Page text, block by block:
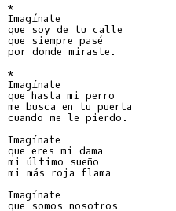
*
Imagínate
que soy de tu calle
que siempre pasé
por donde miraste.
*
Imagínate
que hasta mi perro
me busca en tu puerta
cuando me le pierdo.
Imagínate
que eres mi dama
mi último sueño
mi más roja flama
Imagínate
que somos nosotros